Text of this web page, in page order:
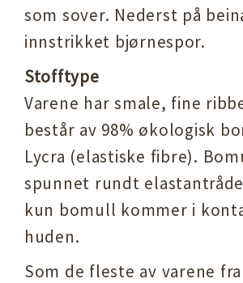
som sover. Nederst på
innstrikket bjørnespor.
Stofftype
Varene har smale, fine
består av 98% økologisk
Lycra (elastiske fibre).
spunnet rundt
kun bomull kommer i
huden.
Som de fleste av varene